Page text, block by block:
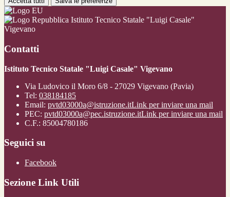
Istituto Tecnico Statale "Luigi Casale"
Vigevano
Contatti
Istituto Tecnico Statale "Luigi Casale" Vigevano
Via Ludovico il Moro 6/8 - 27029 Vigevano (Pavia)
Tel: 038184185
Email: pvtd03000a@istruzione.itLink per inviare una mail
PEC: pvtd03000a@pec.istruzione.itLink per inviare una mail
C.F.: 85004780186
Seguici su
Facebook
Sezione Link Utili